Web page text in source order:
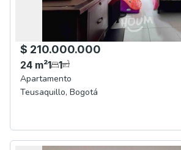
$ 210.000.000
24 m²1 1
Apartamento
Teusaquillo, Bogotá